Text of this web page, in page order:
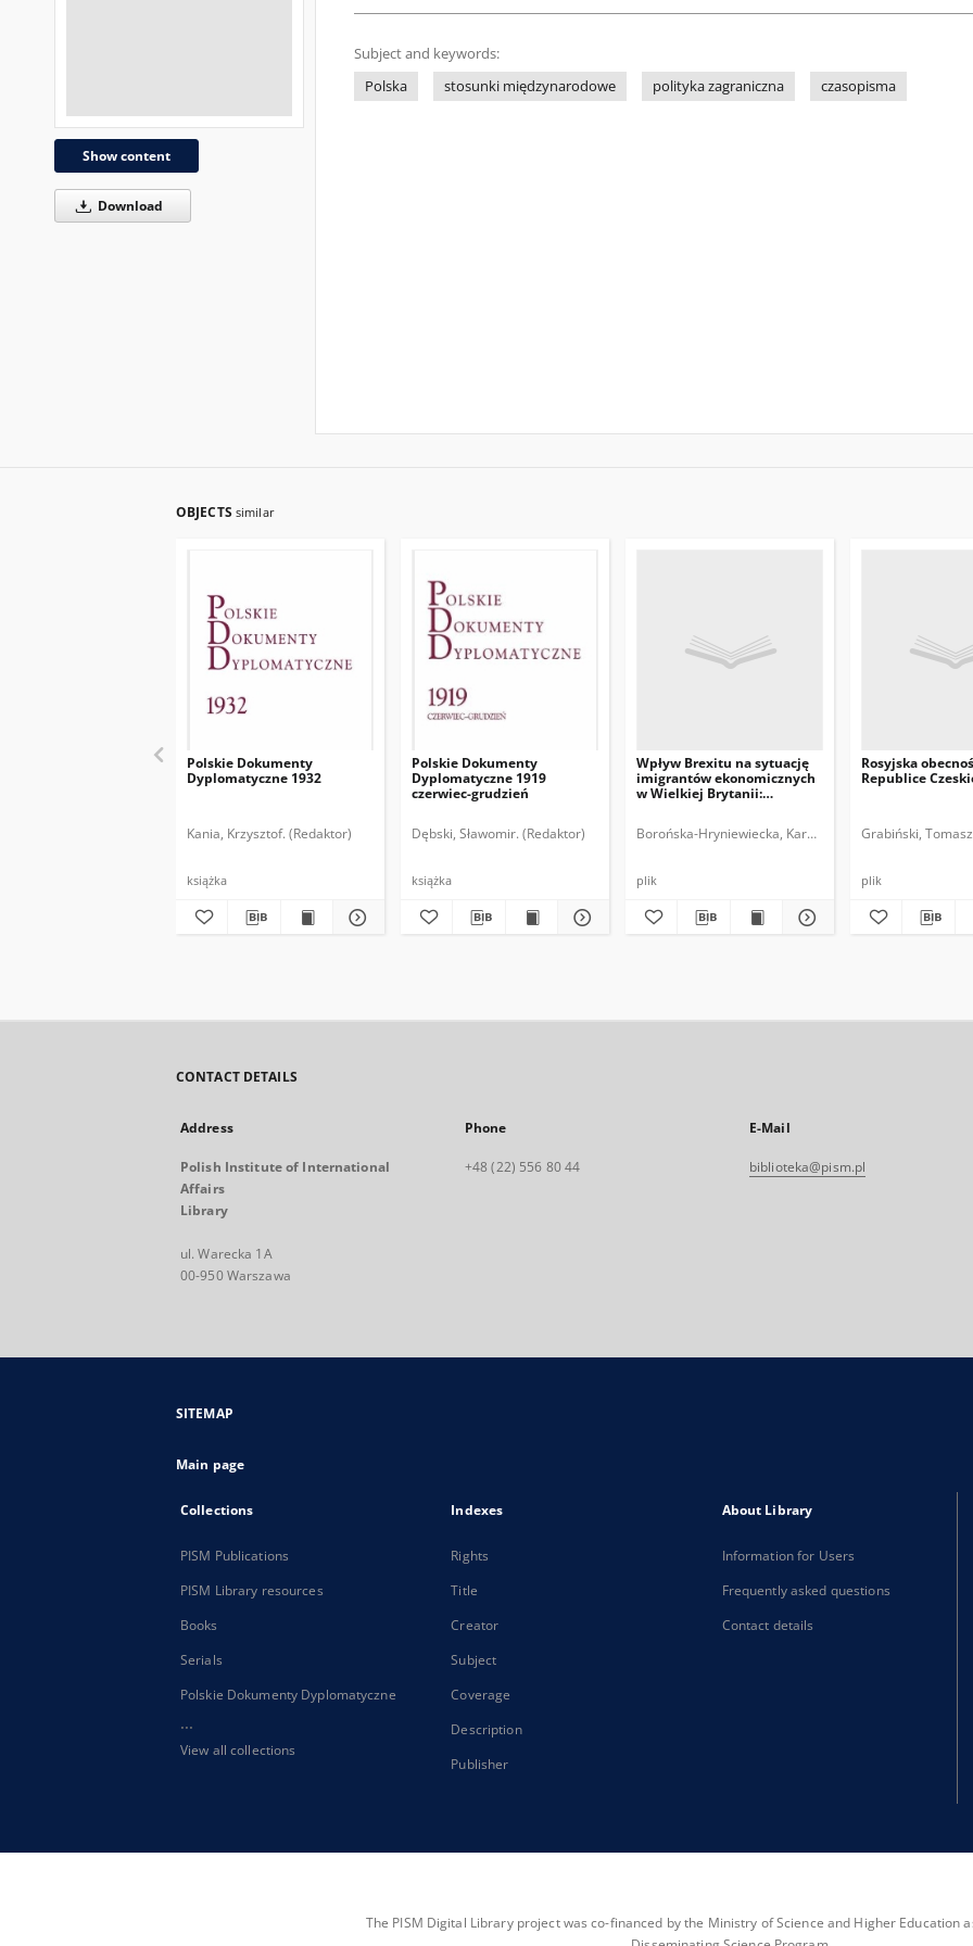
Show content
Download
Subject and keywords:
Polska
stosunki międzynarodowe polityka zagraniczna czasopisma
OBJECTS similar
Polskie Dokumenty
Dyplomatyczne 1932
Kania, Krzysztof. (Redaktor)
książka
Polskie Dokumenty
Dyplomatyczne 1919
czerwiec-grudzień
Dębski, Sławomir. (Redaktor)
książka
Wpływ Brexitu na sytuację
imigrantów ekonomicznych
w Wielkiej Brytanii:
Borońska-Hryniewiecka, Karolina.
plik
Rosyjska
Republice
Grabiński,
plik
CONTACT DETAILS
Address
Polish Institute of International
Affairs
Library
ul. Warecka 1A
00-950 Warszawa
Phone
+48 (22) 556 80 44
E-Mail
biblioteka@pism.pl
SITEMAP
Main page
Collections
PISM Publications
PISM Library resources
Books
Serials
Polskie Dokumenty Dyplomatyczne
...
View all collections
Indexes
Rights
Title
Creator
Subject
Coverage
Description
Publisher
About Library
Information for Users
Frequently asked questions
Contact details
The PISM Digital Library project was co-financed by the Ministry of Science and Higher Education